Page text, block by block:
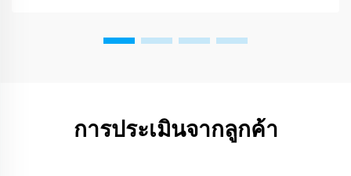
การประเมินจากลูกค้า